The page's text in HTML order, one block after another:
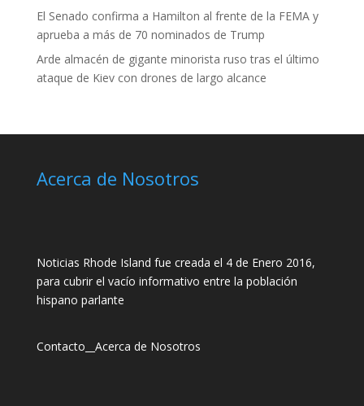
El Senado confirma a Hamilton al frente de la FEMA y
aprueba a más de 70 nominados de Trump
Arde almacén de gigante minorista ruso tras el último
ataque de Kiev con drones de largo alcance
Acerca de Nosotros
Noticias Rhode Island fue creada el 4 de Enero 2016,
para cubrir el vacío informativo entre la población
hispano parlante
Contacto Acerca de Nosotros